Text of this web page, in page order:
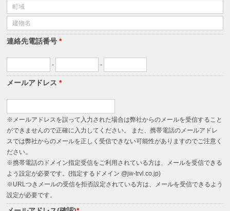
連絡先電話番号*
- -
メールアドレス*
※メールアドレスを誤って入力された場合は弊社からのメールを受信すること
ができませんので正確に入力してください。 また、携帯電話のメールアドレ
スでは弊社からのメールを正しく受信できない可能性がありますのでご注意く
ださい。
※携帯電話のドメイン指定受信をご利用されている方は、メールを受信できる
よう設定が必要です。(指定するドメイン @jw-trvl.co.jp)
※URLつきメールの受信を拒否設定されている方は、メールを受信できるよう
設定が必要です。